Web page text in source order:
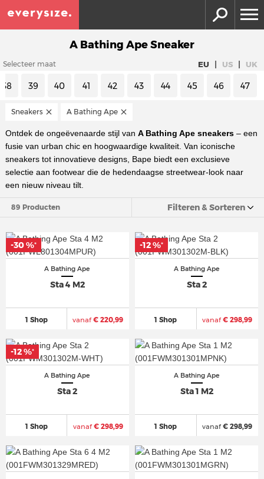
A Bathing Ape Sneaker
Selecteer maat EU | US | UK
38 39 40 41 42 43 44 45 46 47
Sneakers A Bathing Ape
Ontdek de ongeëvenaarde stijl van A Bathing Ape sneakers– een
fusie van urban chic en hoogwaardige kwaliteit. Van iconische
sneakers tot innovatieve designs, Bape biedt een exclusieve
selectie aan footwear die de hedendaagse streetwear-look naar
een nieuw niveau tilt.
89 Producten Filteren & Sorteren
A Bathing Ape
Sta 4 M2
1 Shop vanaf€ 220,99
-30 %*
A Bathing Ape
Sta 2
1 Shop vanaf€ 298,99
-12 %*
A Bathing Ape
Sta 2
1 Shop vanaf€ 298,99
-12 %*
A Bathing Ape
Sta 1 M2
1 Shop vanaf€ 298,99